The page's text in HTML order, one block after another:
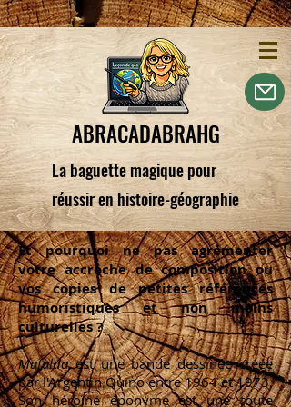
ABRACADABRAHG
La baguette magique pour
réussir en histoire-géographie
Et pourquoi ne pas agrémenter
votre accroche de composition ou
vos copies de petites références
humoristiques et non moins
culturelles ?
Mafaldaest une bande dessinée créée
par l'Argentin Quino entre 1964 et 1973.
Son héroïne éponyme est une toute